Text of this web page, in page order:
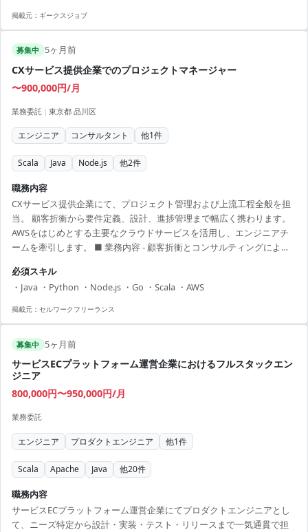
掲載元： ギークスジョブ
募集中 5ヶ月前
CXサービス提供企業でのプロジェクトマネージャー
〜900,000円/月
業務委託 | 東京都 品川区
エンジニア コンサルタント 他1件
Scala Java Node.js 他2件
職務内容
CXサービス提供企業にて、プロジェクト管理および上流工程全般を担
当。 顧客折衝から要件定義、設計、進捗管理まで幅広く携わります。
AWSをはじめとする主要なクラウドサービスを活用し、エンジニアチ
ームを牽引します。 ■ 業務内容 - 顧客折衝とコンサルティングによる
ラエンジニアとの環境構築相談 - サービスイン後の技術的問題対応
【アピールポイント】 - 柔軟な働き方でワークライフバランスを推進 -
プロジェクトマネージャーとしてのスキルアップが可能 - AWS等の最新
必須スキル
・Java ・Python ・Node.js ・Go ・Scala ・AWS
掲載元： セルワークフリーランス
募集中 5ヶ月前
サービスECプラットフォーム運営企業におけるフルスタックエン
ジニア
800,000円〜950,000円/月
業務委託
エンジニア プロダクトエンジニア 他1件
Scala Apache Java 他20件
職務内容
サービスECプラットフォーム運営企業にてプロダクトエンジニアとし
て、ニーズ特定から設計・実装・テスト・リリースまで一気通貫で担